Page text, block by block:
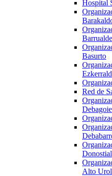
Hospital
Basurto
Red de
Alto